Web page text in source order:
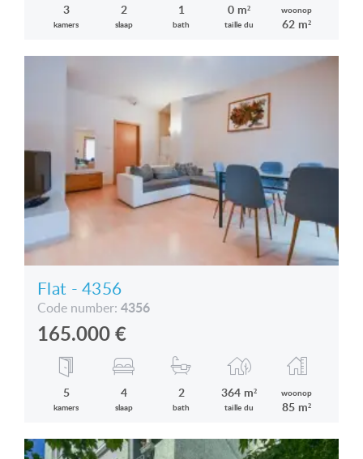
3
kamers
2
slaap
1
bath
0 m²
taille du
woonop
62 m²
Flat - 4356
Code number: 4356
165.000€
5
kamers
4
slaap
2
bath
364 m²
taille du
woonop
85 m²